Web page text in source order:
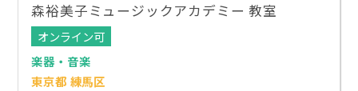
森裕美子ミュージックアカデミー 教室
オンライン可
楽器・音楽
東京都 練馬区